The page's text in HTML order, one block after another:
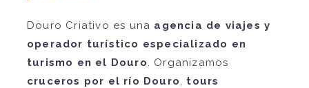
Douro Criativo es una agencia de viajes y
operador turístico especializado en
turismo en el Douro. Organizamos
cruceros por el río Douro, tours